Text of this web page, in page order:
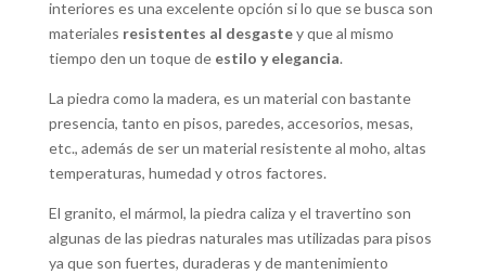
interiores es una excelente opción si lo que se busca son
materiales resistentes al desgastey que al mismo
tiempo den un toque de estilo y elegancia.
La piedra como la madera, es un material con bastante
presencia, tanto en pisos, paredes, accesorios, mesas,
etc., además de ser un material resistente al moho, altas
temperaturas, humedad y otros factores.
El granito, el mármol, la piedra caliza y el travertino son
algunas de las piedras naturales mas utilizadas para pisos
ya que son fuertes, duraderas y de mantenimiento